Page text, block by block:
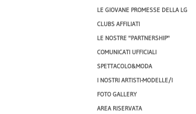
LE GIOVANE PROMESSE DELLA LG
CLUBS AFFILIATI
LE NOSTRE "PARTNERSHIP"
COMUNICATI UFFICIALI
SPETTACOLO&MODA
I NOSTRI ARTISTI-MODELLE/I
FOTO GALLERY
AREA RISERVATA